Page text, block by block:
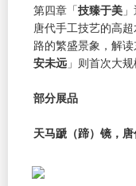
第四章「技臻于美
唐代手工技艺的高
路的繁盛景象，解
安未远 」则首次大
部分展品
天马蹏（蹄）镜，